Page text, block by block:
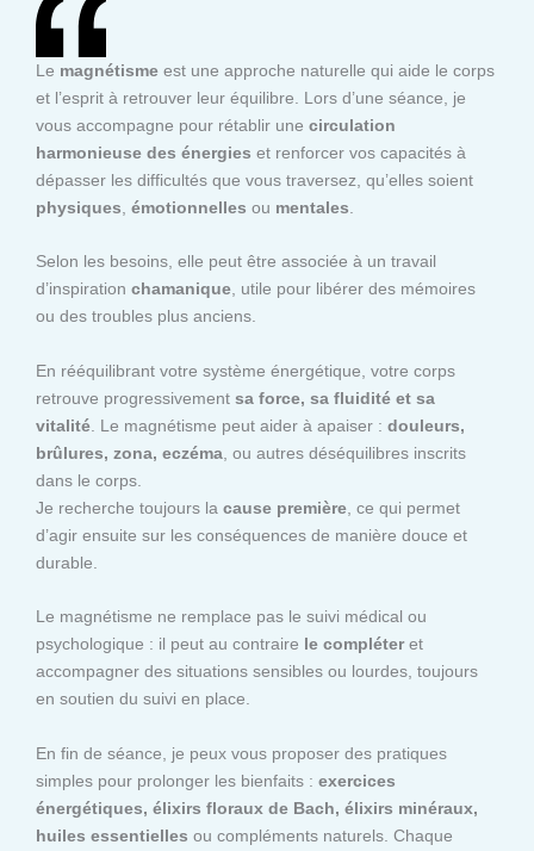
Le magnétisme est une approche naturelle qui aide le corps
et l’esprit à retrouver leur équilibre. Lors d’une séance, je
vous accompagne pour rétablir une circulation
harmonieuse des énergies et renforcer vos capacités à
dépasser les difficultés que vous traversez, qu’elles soient
physiques émotionnelles ou mentales
Selon les besoins, elle peut être associée à un travail
d’inspiration chamanique, utile pour libérer des mémoires
ou des troubles plus anciens.
En rééquilibrant votre système énergétique, votre corps
retrouve progressivement sa force, sa fluidité et sa
vitalité . Le magnétisme peut aider à apaiser : douleurs,
brûlures, zona, eczéma , ou autres déséquilibres inscrits
dans le corps.
Je recherche toujours la cause première , ce qui permet
d’agir ensuite sur les conséquences de manière douce et
durable.
Le magnétisme ne remplace pas le suivi médical ou
psychologique : il peut au contraire le compléteret
accompagner des situations sensibles ou lourdes, toujours
en soutien du suivi en place.
En fin de séance, je peux vous proposer des pratiques
simples pour prolonger les bienfaits : exercices
énergétiques, élixirs floraux de Bach, élixirs minéraux,
huiles essentielles ou compléments naturels. Chaque